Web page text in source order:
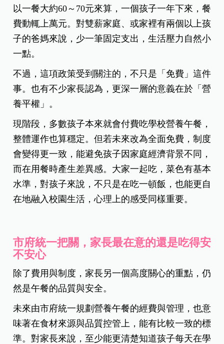
以一餐大約60～70元來算，一個孩子一年下來，餐
費動輒上萬元。對雙薪家庭、或家裡有兩個以上孩
子的爸媽來說，少一筆固定支出，生活壓力自然小
一點。
不過，這項政策受到關注的，不只是「免費」這件
事。也有不少家長認為，更深一層的意義在於「營
養平權」。
現階段，多數孩子本來就會付費吃學校營養午餐，
整體運作也算穩定。但若未來改為全面免費，制度
會變得更一致，能避免孩子因家庭經濟背景不同，
而在用餐時產生差異感。大家一起吃，菜色有基本
水準，對孩子來說，不只是在吃一頓飯，也能更自
在地融入校園生活，心理上的感受同樣重要。
市府統一把關，家長最在意的還是吃得安
不安心
除了費用與制度，家長另一個高度關心的重點，仍
然是午餐的品質與安全。
未來由市府統一規劃營養午餐的經費與管理，也意
味著在食材來源與品質控管上，能有比較一致的標
準。對家長來說，至少能更清楚知道孩子每天在學